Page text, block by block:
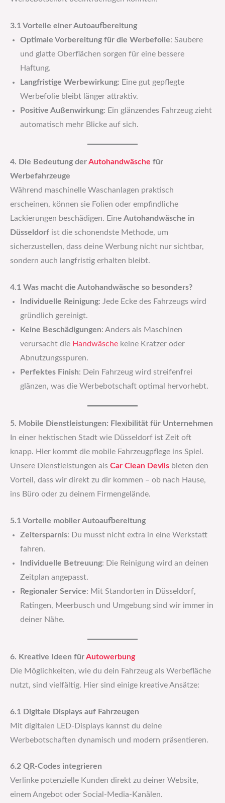
3.1 Vorteile einer Autoaufbereitung
Optimale Vorbereitung für die Werbefolie: Saubere
und glatte Oberflächen sorgen für eine bessere
Haftung.
Langfristige Werbewirkung: Eine gut gepflegte
Werbefolie bleibt länger attraktiv.
Positive Außenwirkung: Ein glänzendes Fahrzeug zieht
automatisch mehr Blicke auf sich.
4. Die Bedeutung der Autohandwäsche für
Werbefahrzeuge
Während maschinelle Waschanlagen praktisch
erscheinen, können sie Folien oder empfindliche
Lackierungen beschädigen. Eine Autohandwäsche in
Düsseldorf ist die schonendste Methode, um
sicherzustellen, dass deine Werbung nicht nur sichtbar,
sondern auch langfristig erhalten bleibt.
4.1 Was macht die Autohandwäsche so besonders?
Individuelle Reinigung: Jede Ecke des Fahrzeugs wird
gründlich gereinigt.
Keine Beschädigungen: Anders als Maschinen
verursacht die Handwäsche keine Kratzer oder
Abnutzungsspuren.
Perfektes Finish: Dein Fahrzeug wird streifenfrei
glänzen, was die Werbebotschaft optimal hervorhebt.
5. Mobile Dienstleistungen: Flexibilität für Unternehmen
In einer hektischen Stadt wie Düsseldorf ist Zeit oft
knapp. Hier kommt die mobile Fahrzeugpflege ins Spiel.
Unsere Dienstleistungen als Car Clean Devils bieten den
Vorteil, dass wir direkt zu dir kommen – ob nach Hause,
ins Büro oder zu deinem Firmengelände.
5.1 Vorteile mobiler Autoaufbereitung
Zeitersparnis: Du musst nicht extra in eine Werkstatt
fahren.
Individuelle Betreuung: Die Reinigung wird an deinen
Zeitplan angepasst.
Regionaler Service: Mit Standorten in Düsseldorf,
Ratingen, Meerbusch und Umgebung sind wir immer in
deiner Nähe.
6. Kreative Ideen für Autowerbung
Die Möglichkeiten, wie du dein Fahrzeug als Werbefläche
nutzt, sind vielfältig. Hier sind einige kreative Ansätze:
6.1 Digitale Displays auf Fahrzeugen
Mit digitalen LED-Displays kannst du deine
Werbebotschaften dynamisch und modern präsentieren.
6.2 QR-Codes integrieren
Verlinke potenzielle Kunden direkt zu deiner Website,
einem Angebot oder Social-Media-Kanälen.